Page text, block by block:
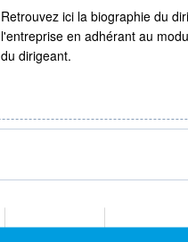
Retrouvez ici la biographie du
l'entreprise en adhérant au
du dirigeant.